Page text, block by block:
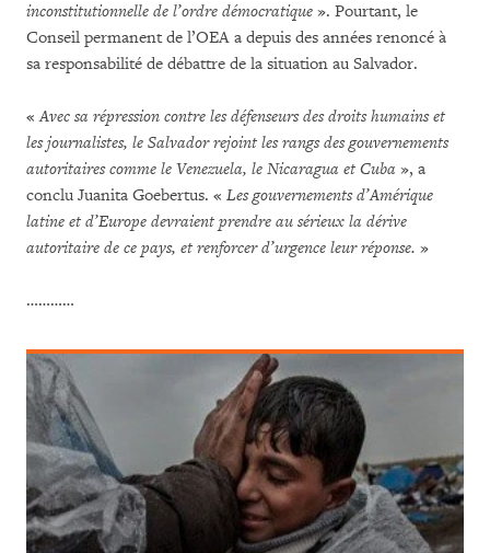
inconstitutionnelle de l’ordre démocratique ». Pourtant, le
Conseil permanent de l’OEA a depuis des années renoncé à
sa responsabilité de débattre de la situation au Salvador.
«Avec sa répression contre les défenseurs des droits humains et
les journalistes, le Salvador rejoint les rangs des gouvernements
autoritaires comme le Venezuela, le Nicaragua et Cuba », a
conclu Juanita Goebertus. « Les gouvernements d’Amérique
latine et d’Europe devraient prendre au sérieux la dérive
autoritaire de ce pays, et renforcer d’urgence leur réponse. »
…………